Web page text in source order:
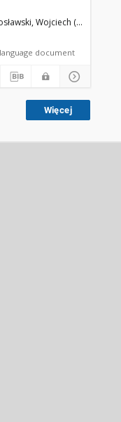
Wojciech (1881-
book language document
Więcej